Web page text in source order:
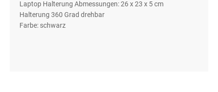
Laptop Halterung Abmessungen: 26 x 23 x 5 cm
Halterung 360 Grad drehbar
Farbe: schwarz